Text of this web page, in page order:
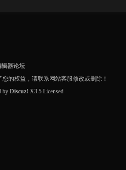
辑器论坛
的权益，请联系网站客服修改或删除！
byDiscuz! X3.5 Licensed